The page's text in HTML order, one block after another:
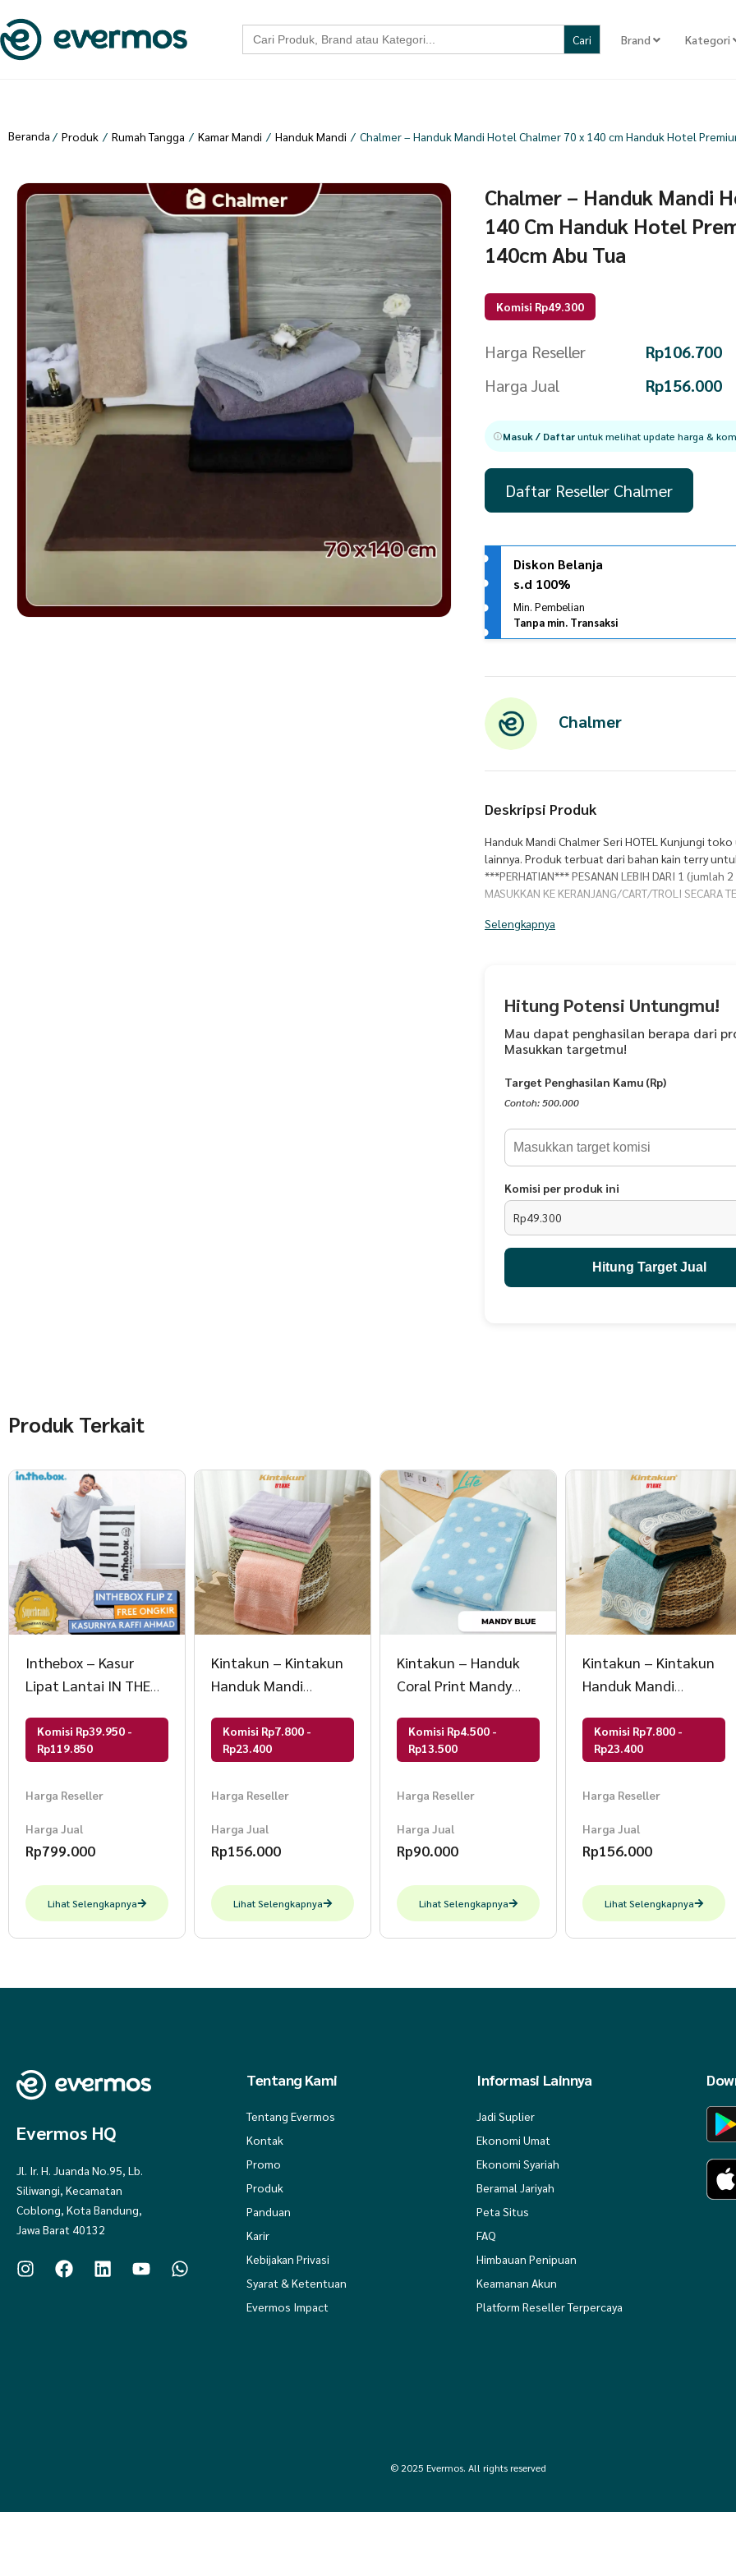
Search
for: Brand Kategori
Beranda / Produk / Rumah Tangga / Kamar Mandi / Handuk Mandi / Chalmer – Handuk Mandi Hotel Chalmer 70 x 140 cm Handuk Hotel
Chalmer – Handuk Mandi
140 Cm Handuk Hotel
140cm Abu Tua
Komisi Rp49.300
Harga Reseller Rp106.700
Harga Jual
Rp156.000
Masuk / Daftaruntuk melihat update harga &
Daftar Reseller Chalmer
Diskon Belanja
s.d 100%
Min. Pembelian
Tanpa min. Transaksi
Chalmer
Deskripsi Produk
Handuk Mandi Chalmer Seri HOTEL Kunjungi
lainnya. Produk terbuat dari bahan kain terry
***PERHATIAN*** PESANAN LEBIH DARI 1 (jumlah
MASUKKAN KE KERANJANG/CART/TROLI SECARA
yang dipakai hotel berbintang. Spesifikasi
akan mempengaruhi tampilan dan kelembutan
cucian lain, akan ada serat yang rontok pada
berkurang setelah setiap pencucian. *
semirip mungkin dengan aslinya, perselisihan
cahaya, pengaturan layar hp/monitor dan batch
jika produk dikembalikan ke penjual dengan
dicuci, dengan label, etc)
Selengkapnya
Hitung Potensi Untungmu!
Mau dapat penghasilan berapa dari
Masukkan targetmu!
Target Penghasilan Kamu (Rp)
Contoh: 500.000
Komisi per produk ini
Rp49.300
Hitung Target Jual
Produk Terkait
Inthebox – Kasur
Lipat Lantai IN THE
bantal & tas kasur
lipat F388FZ-LL2P-
Komisi Rp39.950 -
Rp119.850
Harga Reseller
Harga Jual
Rp799.000
Lihat Selengkapnya
Kintakun – Kintakun
Handuk Mandi
Towel Arum DLUXE
70×140
Komisi Rp7.800 -
Rp23.400
Harga Reseller
Harga Jual
Rp156.000
Lihat Selengkapnya
Kintakun – Handuk
Coral Print Mandy
Komisi Rp4.500 -
Rp13.500
Harga Reseller
Harga Jual
Rp90.000
Lihat Selengkapnya
Kintakun – Kintakun
Handuk Mandi
Towel Sari DLUXE
Komisi Rp7.800 -
Rp23.400
Harga Reseller
Harga Jual
Rp156.000
Lihat Selengkapnya
Evermos HQ
Jl. Ir. H. Juanda No.95, Lb.
Siliwangi, Kecamatan
Coblong, Kota Bandung,
Jawa Barat 40132
Tentang Kami
Tentang Evermos
Kontak
Promo
Produk
Panduan
Karir
Kebijakan Privasi
Syarat & Ketentuan
Evermos Impact
Informasi Lainnya
Jadi Suplier
Ekonomi Umat
Ekonomi Syariah
Beramal Jariyah
Peta Situs
FAQ
Himbauan Penipuan
Keamanan Akun
Platform Reseller Terpercaya
© 2025 Evermos. All rights reserved